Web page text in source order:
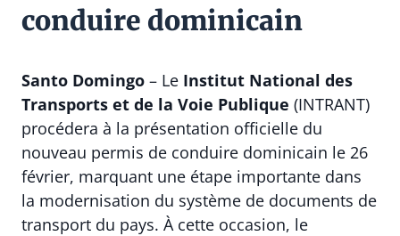
conduire dominicain
Santo Domingo – Le Institut National des
Transports et de la Voie Publique (INTRANT)
procédera à la présentation officielle du
nouveau permis de conduire dominicain le 26
février, marquant une étape importante dans
la modernisation du système de documents de
transport du pays. À cette occasion, le